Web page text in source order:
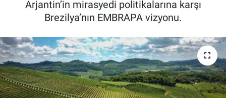
Arjantin’in mirasyedi politikalarına karşı
Brezilya’nın EMBRAPA vizyonu.
Tarım Bilgisi
Yetiştirici Soruyor
Dünyada Tarım
Üretici Birlikleri